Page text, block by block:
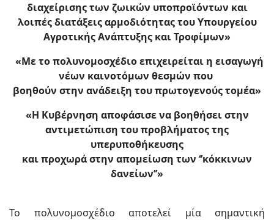
διαχείρισης των ζωικών υποπροϊόντων και
λοιπές διατάξεις αρμοδιότητας του Υπουργείου
Αγροτικής Ανάπτυξης και Τροφίμων»
«Με το πολυνομοσχέδιο επιχειρείται η εισαγωγή
νέων καινοτόμων θεσμών που
βοηθούν στην ανάδειξη του πρωτογενούς τομέα»
«Η Κυβέρνηση αποφάσισε να βοηθήσει στην
αντιμετώπιση του προβλήματος της
υπερυποθήκευσης
και προχωρά στην απομείωση των ‘’κόκκινων
δανείων’’»
Το πολυνομοσχέδιο αποτελεί μία σημαντική